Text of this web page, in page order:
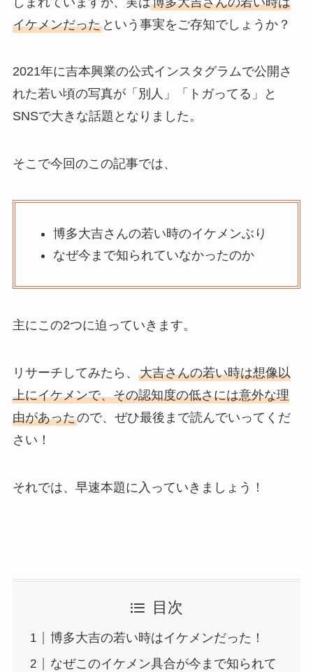
イケメンだったという事実をご存知でしょうか？
2021年に吉本興業の公式インスタグラムで公開さ
れた若い頃の写真が「別人」「トガってる」と
SNSで大きな話題となりました。
そこで今回のこの記事では、
博多大吉さんの若い時のイケメンぶり
なぜ今まで知られていなかったのか
主にこの2つに迫っていきます。
リサーチしてみたら、 大吉さんの若い時は想像以
上にイケメンで、その認知度の低さには意外な理
由があったので、ぜひ最後まで読んでいってくだ
さい！
それでは、早速本題に入っていきましょう！
目次
博多大吉の若い時はイケメンだった！
なぜこのイケメン具合が今まで知られて